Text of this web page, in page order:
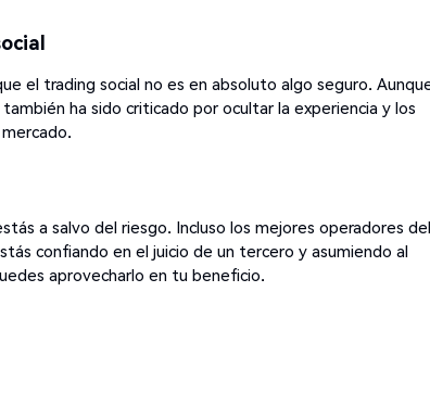
el trading social no es en absoluto algo seguro.
ha sido criticado por ocultar la experiencia y los
a salvo del riesgo. Incluso los mejores operadores del
confiando en el juicio de un tercero y asumiendo al
aprovecharlo en tu beneficio.